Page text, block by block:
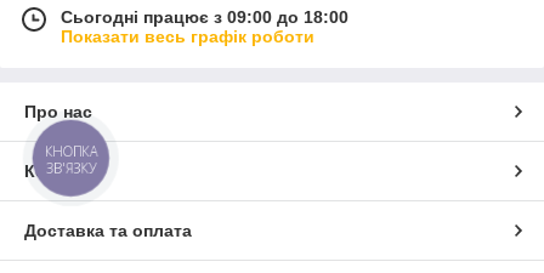
Сьогодні працює з 09:00 до 18:00
Показати весь графік роботи
Про нас
Контакти
Доставка та оплата
КНОПКА
ЗВ'ЯЗКУ